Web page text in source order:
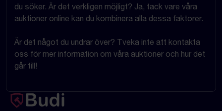
du söker. Är det verkligen möjligt? Ja, tack vare våra
auktioner online kan du kombinera alla dessa faktorer.
Är det något du undrar över? Tveka inte att kontakta
oss för mer information om våra auktioner och hur det
går till!